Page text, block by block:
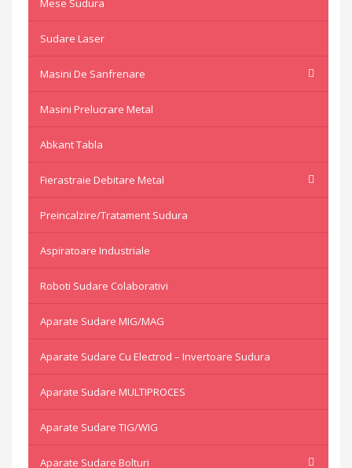
Mese Sudura
Sudare Laser
Masini De Sanfrenare
Masini Prelucrare Metal
Abkant Tabla
Fierastraie Debitare Metal
Preincalzire/Tratament Sudura
Aspiratoare Industriale
Roboti Sudare Colaborativi
Aparate Sudare MIG/MAG
Aparate Sudare Cu Electrod – Invertoare Sudura
Aparate Sudare MULTIPROCES
Aparate Sudare TIG/WIG
Aparate Sudare Bolturi